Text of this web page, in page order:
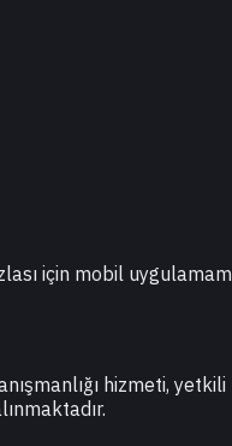
için mobil
hizmeti,